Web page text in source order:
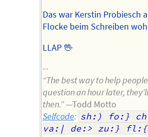
Das war Kerstin Probiesch
Flocke beim Schreiben
LLAP 🖖
--
“The best way to help
question an hour later,
then.”—Todd Motto
Selfcode: sh:) fo:}
va:| de:> zu:}